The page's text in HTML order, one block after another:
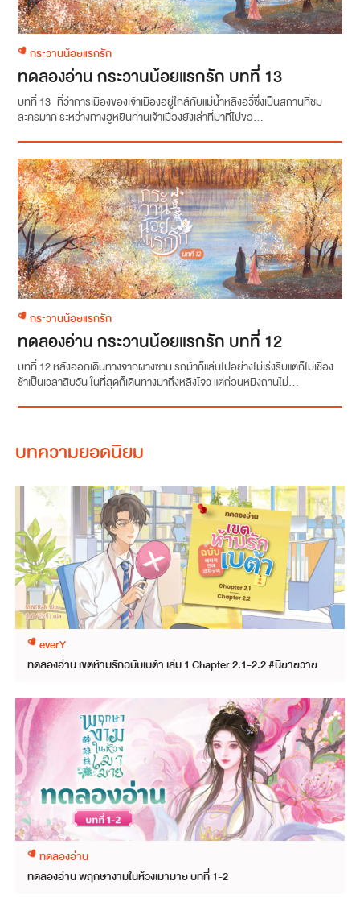
กระวานน้อยแรกรัก
ทดลองอ่าน กระวานน้อยแรกรัก บทที่ 13
บทที่ 13 ที่ว่าการเมืองของเจ้าเมืองอยู่ใกล้กับแม่น้ำหลิงอวี่ซึ่งเป็นสถานที่ชม
ละครมาก ระหว่างทางฮูหยินท่านเจ้าเมืองยังเล่าที่มาที่ไปขอ...
กระวานน้อยแรกรัก
ทดลองอ่าน กระวานน้อยแรกรัก บทที่ 12
บทที่ 12 หลังออกเดินทางจากผางซาน รถม้าก็แล่นไปอย่างไม่เร่งรีบแต่ก็ไม่เชื่อง
ช้าเป็นเวลาสิบวัน ในที่สุดก็เดินทางมาถึงหลิงโจว แต่ก่อนหมิงถานไม่...
บทความยอดนิยม
everY
ทดลองอ่าน เขตห้ามรักฉบับเบต้า เล่ม 1 Chapter 2.1-2.2 #นิยายวาย
ทดลองอ่าน
ทดลองอ่าน พฤกษางามในห้วงเมามาย บทที่ 1-2